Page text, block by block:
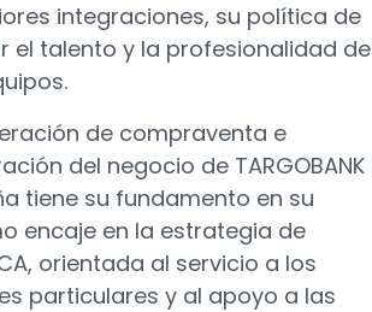
integraciones, su política de
el talento y la profesionalidad de
de compraventa e
del negocio de TARGOBANK
tiene su fundamento en su
encaje en la estrategia de
orientada al servicio a los
particulares y al apoyo a las